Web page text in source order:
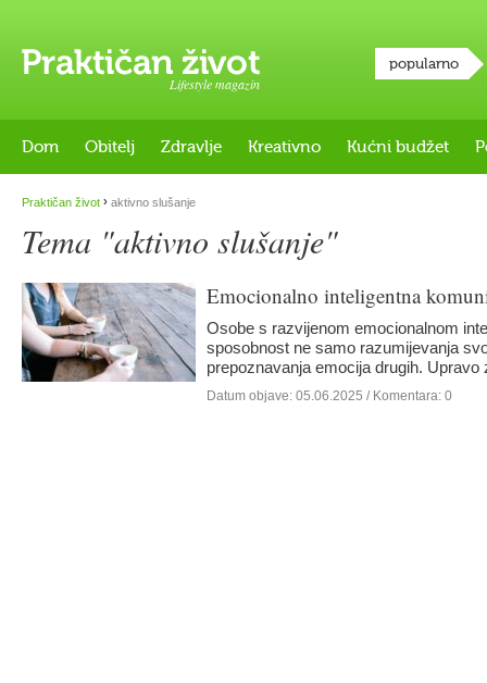
Lifestyle magazin
popularno
Dom Obitelj Zdravlje Kreativno Kućni budžet
Praktičan život › aktivno slušanje
Tema "aktivno slušanje"
Emocionalno inteligentna
Osobe s razvijenom emocionalnom
sposobnost ne samo razumijevanja
prepoznavanja emocija drugih.
Datum objave: 05.06.2025 / Komentara: 0